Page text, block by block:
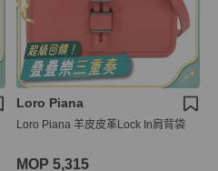
Loro Piana
Loro Piana 羊皮皮革Lock In肩背袋
MOP 5,315